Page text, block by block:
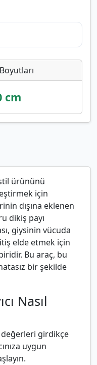
cm
ürününü
için
dışına eklenen
dikiş payı
giysinin vücuda
elde etmek için
Bu araç, bu
bir şekilde
Nasıl
değerleri girdikçe
uygun